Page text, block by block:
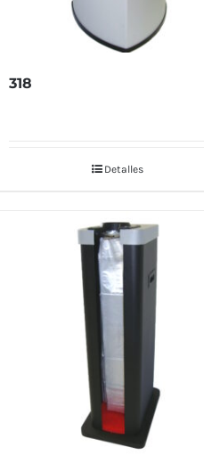
318
Detalles